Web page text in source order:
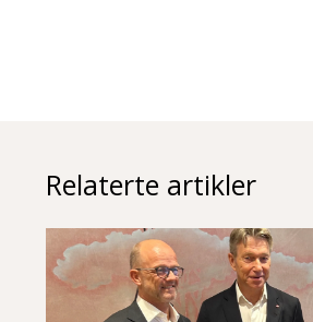
Relaterte artikler